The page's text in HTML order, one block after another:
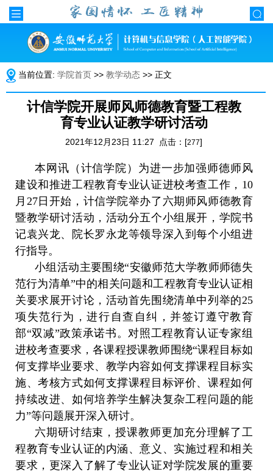
当前位置: 学院首页 >> 教学动态 >> 正文
计信学院开展师风师德教育暨工程教
育专业认证教学研讨活动
2021年12月23日 11:27 点击：[277]
本网讯（计信学院）为进一步加强师德师风
建设和推进工程教育专业认证进校考查工作， 10
月 27日开始，计信学院举办了六期师风师德教育
暨教学研讨活动，活动分五个小组展开，学院书
记袁兴龙、院长罗永龙等领导深入到每个小组进
行指导。
小组活动主要围绕“安徽师范大学教师师德失
范行为清单”中的相关问题和工程教育专业认证相
关要求展开讨论，活动首先围绕清单中列举的25
项失范行为，进行自查自纠，并签订遵守教育
部“双减”政策承诺书。对照工程教育认证专家组
进校考查要求，各课程授课教师围绕“课程目标如
何支撑毕业要求、教学内容如何支撑课程目标实
施、考核方式如何支撑课程目标评价、课程如何
持续改进、如何培养学生解决复杂工程问题的能
力”等问题展开深入研讨。
六期研讨结束，授课教师更加充分理解了工
程教育专业认证的内涵、意义、实施过程和相关
要求，更深入了解了专业认证对学院发展的重要